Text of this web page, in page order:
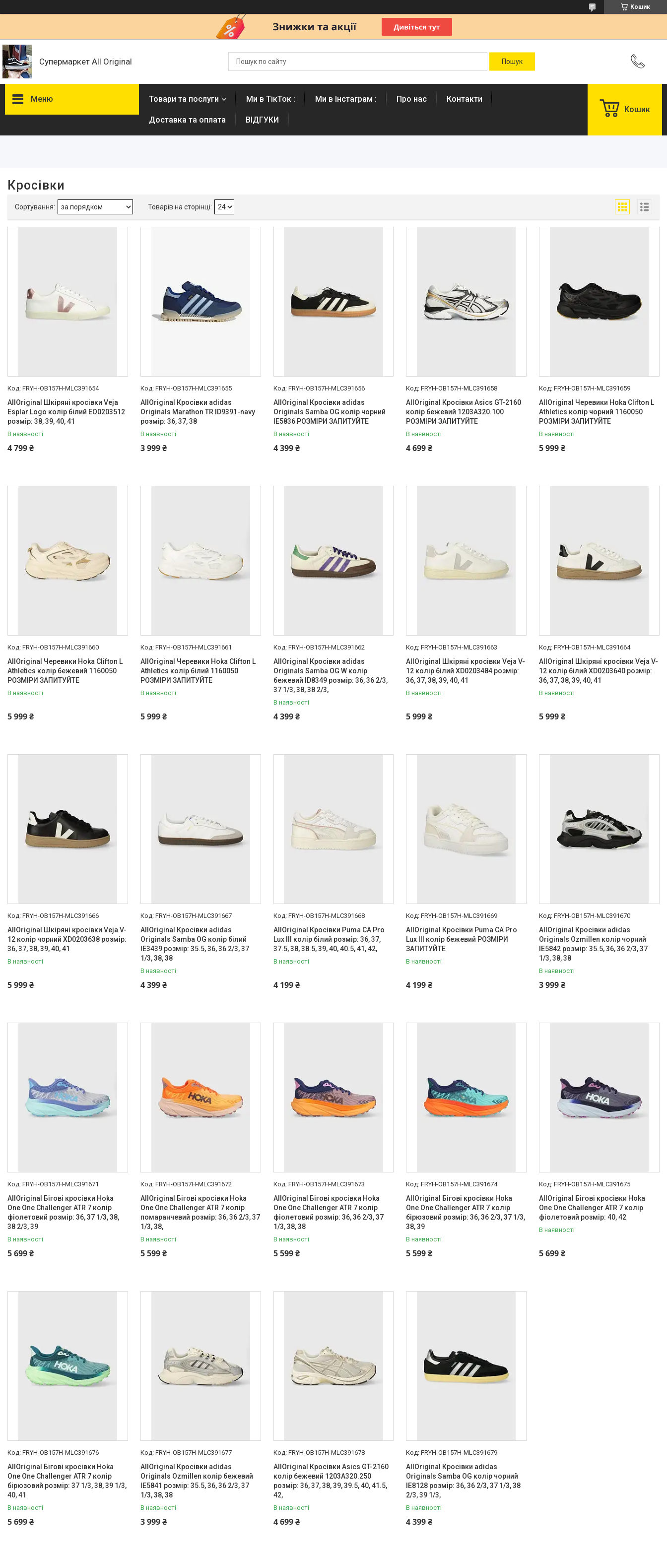
Кошик
Супермаркет All Original
Меню
В наявності
Ми в Інстаграм :
Товари та послуги Ми в ТікТок : Ми в Інстаграм : Про нас Контакти
Доставка та оплата ВІДГУКИ
Кошик
Кросівки
FRYH-OB157H-MLC391654
AllOriginal Шкіряні кросівки Veja
Esplar Logo колір білий EO0203512
розмір: 38, 39, 40, 41
В наявності
4 799 ₴
FRYH-OB157H-MLC391655
AllOriginal Кросівки adidas
Originals Marathon TR ID9391-navy
розмір: 36, 37, 38
В наявності
3 999 ₴
FRYH-OB157H-MLC391656
AllOriginal Кросівки adidas
Originals Samba OG колір чорний
IE5836 РОЗМІРИ ЗАПИТУЙТЕ
В наявності
4 399 ₴
FRYH-OB157H-MLC391658
AllOriginal Кросівки Asics GT-2160
колір бежевий 1203A320.100
РОЗМІРИ ЗАПИТУЙТЕ
В наявності
4 699 ₴
FRYH-OB157H-MLC391659
AllOriginal Черевики Hoka Clifton L
Athletics колір чорний 1160050
РОЗМІРИ ЗАПИТУЙТЕ
В наявності
5 999 ₴
FRYH-OB157H-MLC391660
AllOriginal Черевики Hoka Clifton L
Athletics колір бежевий 1160050
РОЗМІРИ ЗАПИТУЙТЕ
В наявності
5 999 ₴
FRYH-OB157H-MLC391661
AllOriginal Черевики Hoka Clifton L
Athletics колір білий 1160050
РОЗМІРИ ЗАПИТУЙТЕ
В наявності
5 999 ₴
FRYH-OB157H-MLC391662
AllOriginal Кросівки adidas
Originals Samba OG W колір
бежевий ID8349 розмір: 36, 36 2/3,
37 1/3, 38, 38 2/3,
В наявності
4 399 ₴
FRYH-OB157H-MLC391663
AllOriginal Шкіряні кросівки Veja V-
12 колір білий XD0203484 розмір:
36, 37, 38, 39, 40, 41
В наявності
5 999 ₴
FRYH-OB157H-MLC391664
AllOriginal Шкіряні кросівки Veja V-
12 колір білий XD0203640 розмір:
36, 37, 38, 39, 40, 41
В наявності
5 999 ₴
FRYH-OB157H-MLC391666
AllOriginal Шкіряні кросівки Veja V-
12 колір чорний XD0203638 розмір:
36, 37, 38, 39, 40, 41
В наявності
5 999 ₴
FRYH-OB157H-MLC391667
AllOriginal Кросівки adidas
Originals Samba OG колір білий
IE3439 розмір: 35.5, 36, 36 2/3, 37
1/3, 38, 38
В наявності
4 399 ₴
FRYH-OB157H-MLC391668
AllOriginal Кросівки Puma CA Pro
Lux III колір білий розмір: 36, 37,
37.5, 38, 38.5, 39, 40, 40.5, 41, 42,
В наявності
4 199 ₴
FRYH-OB157H-MLC391669
AllOriginal Кросівки Puma CA Pro
Lux III колір бежевий РОЗМІРИ
ЗАПИТУЙТЕ
В наявності
4 199 ₴
FRYH-OB157H-MLC391670
AllOriginal Кросівки adidas
Originals Ozmillen колір чорний
IE5842 розмір: 35.5, 36, 36 2/3, 37
1/3, 38, 38
В наявності
3 999 ₴
FRYH-OB157H-MLC391671
AllOriginal Бігові кросівки Hoka
One One Challenger ATR 7 колір
фіолетовий розмір: 36, 37 1/3, 38,
38 2/3, 39
В наявності
5 699 ₴
FRYH-OB157H-MLC391672
AllOriginal Бігові кросівки Hoka
One One Challenger ATR 7 колір
помаранчевий розмір: 36, 36 2/3, 37
1/3, 38,
В наявності
5 599 ₴
FRYH-OB157H-MLC391673
AllOriginal Бігові кросівки Hoka
One One Challenger ATR 7 колір
фіолетовий розмір: 36, 36 2/3, 37
1/3, 38, 38
В наявності
5 599 ₴
FRYH-OB157H-MLC391674
AllOriginal Бігові кросівки Hoka
One One Challenger ATR 7 колір
бірюзовий розмір: 36, 36 2/3, 37 1/3,
38, 39
В наявності
5 599 ₴
FRYH-OB157H-MLC391675
AllOriginal Бігові кросівки Hoka
One One Challenger ATR 7 колір
фіолетовий розмір: 40, 42
В наявності
5 699 ₴
FRYH-OB157H-MLC391676
AllOriginal Бігові кросівки Hoka
One One Challenger ATR 7 колір
бірюзовий розмір: 37 1/3, 38, 39 1/3,
40, 41
В наявності
5 699 ₴
FRYH-OB157H-MLC391677
AllOriginal Кросівки adidas
Originals Ozmillen колір бежевий
IE5841 розмір: 35.5, 36, 36 2/3, 37
1/3, 38, 38
В наявності
3 999 ₴
FRYH-OB157H-MLC391678
AllOriginal Кросівки Asics GT-2160
колір бежевий 1203A320.250
розмір: 36, 37, 38, 39, 39.5, 40, 41.5,
42,
В наявності
4 699 ₴
FRYH-OB157H-MLC391679
AllOriginal Кросівки adidas
Originals Samba OG колір чорний
IE8128 розмір: 36, 36 2/3, 37 1/3, 38
2/3, 39 1/3,
В наявності
4 399 ₴